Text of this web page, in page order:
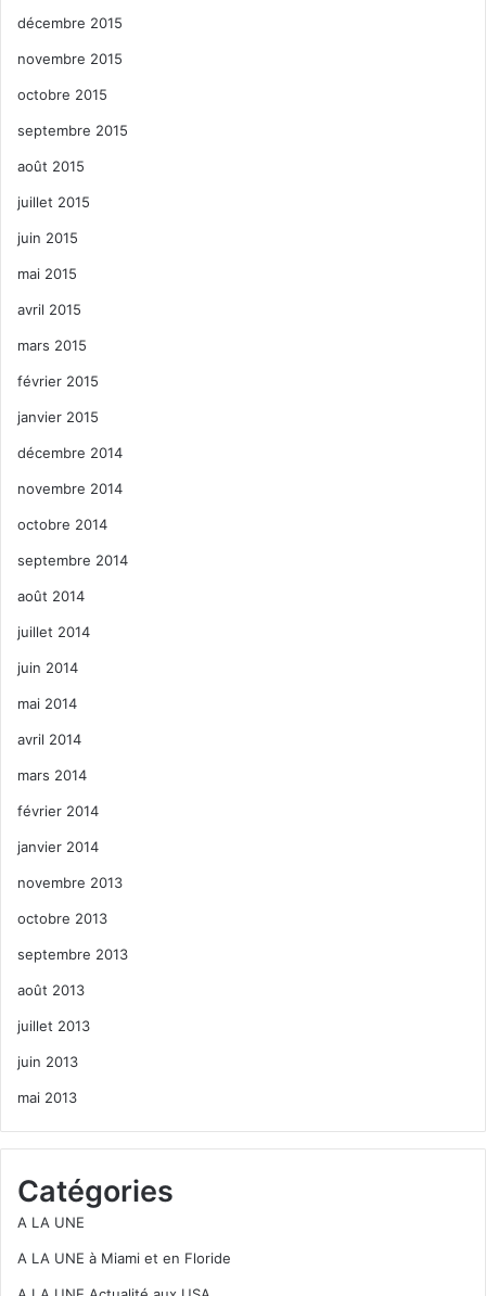
décembre 2015
novembre 2015
octobre 2015
septembre 2015
août 2015
juillet 2015
juin 2015
mai 2015
avril 2015
mars 2015
février 2015
janvier 2015
décembre 2014
novembre 2014
octobre 2014
septembre 2014
août 2014
juillet 2014
juin 2014
mai 2014
avril 2014
mars 2014
février 2014
janvier 2014
novembre 2013
octobre 2013
septembre 2013
août 2013
juillet 2013
juin 2013
mai 2013
Catégories
A LA UNE
A LA UNE à Miami et en Floride